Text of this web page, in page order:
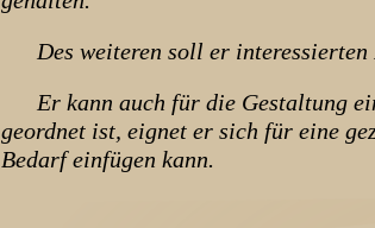
Des weiteren soll er interessierten
Er kann auch für die Gestaltung
geordnet ist, eignet er sich für eine
Bedarf einfügen kann.